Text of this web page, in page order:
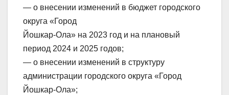
— о внесении изменений в бюджет городского
округа «Город
Йошкар-Ола» на 2023 год и на плановый
период 2024 и 2025 годов;
— о внесении изменений в структуру
администрации городского округа «Город
Йошкар-Ола»;